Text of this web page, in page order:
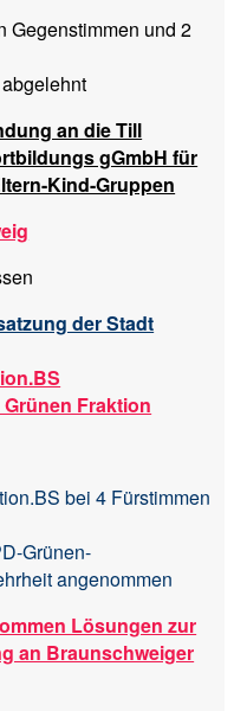
Gegenstimmen und 2
an die Till
gGmbH für
Kind-Gruppen
der Stadt
Fraktion
bei 4 Fürstimmen
Grünen-
angenommen
Lösungen zur
an Braunschweiger